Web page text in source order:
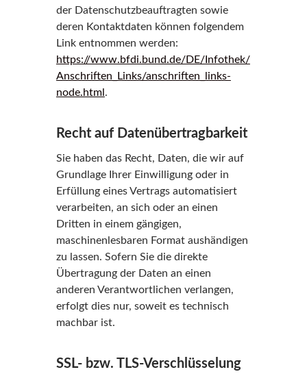
der Datenschutzbeauftragten sowie
deren Kontaktdaten können folgendem
Link entnommen werden:
https://www.bfdi.bund.de/DE/Infothek/
Anschriften_Links/anschriften_links-
node.html .
Recht auf Datenübertragbarkeit
Sie haben das Recht, Daten, die wir auf
Grundlage Ihrer Einwilligung oder in
Erfüllung eines Vertrags automatisiert
verarbeiten, an sich oder an einen
Dritten in einem gängigen,
maschinenlesbaren Format aushändigen
zu lassen. Sofern Sie die direkte
Übertragung der Daten an einen
anderen Verantwortlichen verlangen,
erfolgt dies nur, soweit es technisch
machbar ist.
SSL- bzw. TLS-Verschlüsselung